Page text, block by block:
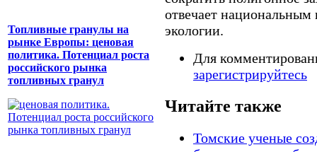
Топливные гранулы на
рынке Европы: ценовая
политика. Потенциал роста
российского рынка
топливных гранул
отвечает
экологии.
Для
зарегистрируйтесь
Читайте также
Томские ученые